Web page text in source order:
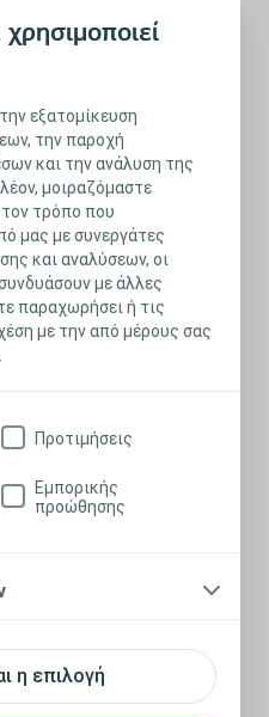
εξατομίκευση
την παροχή
και την ανάλυση της
μοιραζόμαστε
τρόπο που
μας με συνεργάτες
και αναλύσεων, οι
με άλλες
παραχωρήσει ή τις
με την από μέρους σας
η επιλογή
Προτιμήσεις
Εμπορικής
προώθησης
Επιστροφή
μας;
υπηρεσίες που
με πολύ προσωπικές και
τόσο πιο στενά
προκειμένου να βρούμε
τους.
τους πελάτες – τόσο τους
υγείας. Για να
μας και να
η κατευθυντήρια αρχή
μεταξύ μας.
διάλογο, διότι μόνο έτσι
καλλιεργούμε το
και κάνοντας ό,τι
μια καλύτερη εργασιακή